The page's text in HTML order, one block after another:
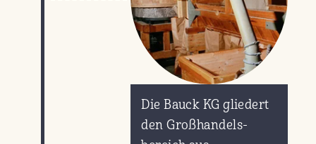
Die Bauck KG gliedert
den Großhandels-